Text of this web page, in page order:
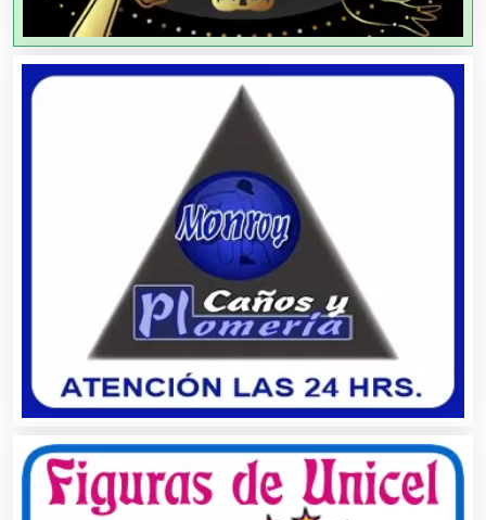
Agricultores
Agricultura y Ganadería
Agua Purificada
Aire Acondicionado
Alarmas
Albercas